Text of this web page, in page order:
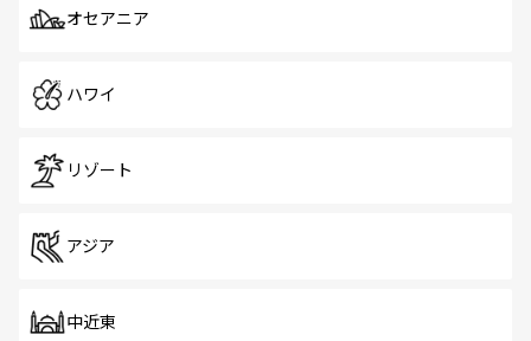
オセアニア
ハワイ
リゾート
アジア
中近東